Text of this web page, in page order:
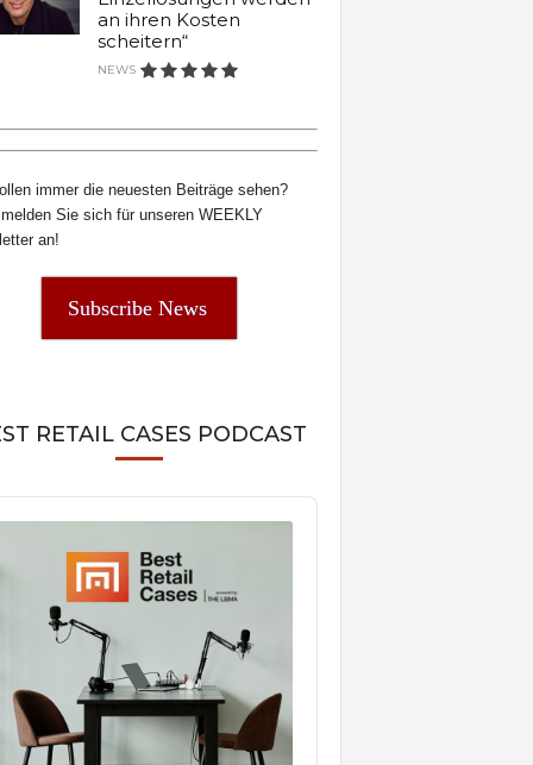
an ihren Kosten
scheitern“
NEWS
immer die neuesten Beiträge sehen?
melden Sie sich für unseren WEEKLY
an!
Subscribe News
RETAIL CASES PODCAST